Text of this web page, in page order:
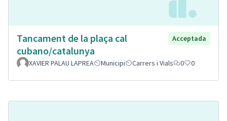
Tancament de la plaça cal
cubano/catalunya
Acceptada
XAVIER PALAU LAPREA Municipi Carrers i Vials 0 0